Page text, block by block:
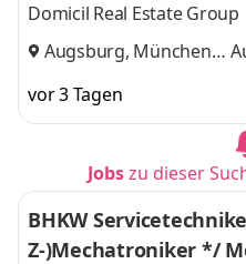
Domicil Real Estate Group
Augsburg, München
vor 3 Tagen
Jobszu dieser
BHKW
Z-)Mechatroniker */